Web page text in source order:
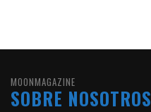
MOONMAGAZINE
SOBRE NOSOTROS